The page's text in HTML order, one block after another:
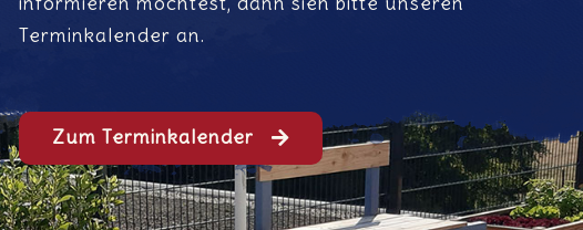
Terminkalender an.
Zum Terminkalender